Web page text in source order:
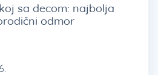
sa decom: najbolja
odmor